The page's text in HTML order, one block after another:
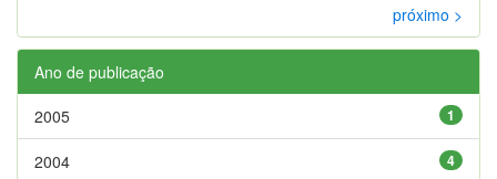
próximo >
Ano de publicação
1
2005
4
2004